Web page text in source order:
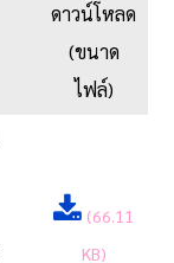
ดาวน์โหลด
(ขนาด
ไฟล์)
(66.11
KB)